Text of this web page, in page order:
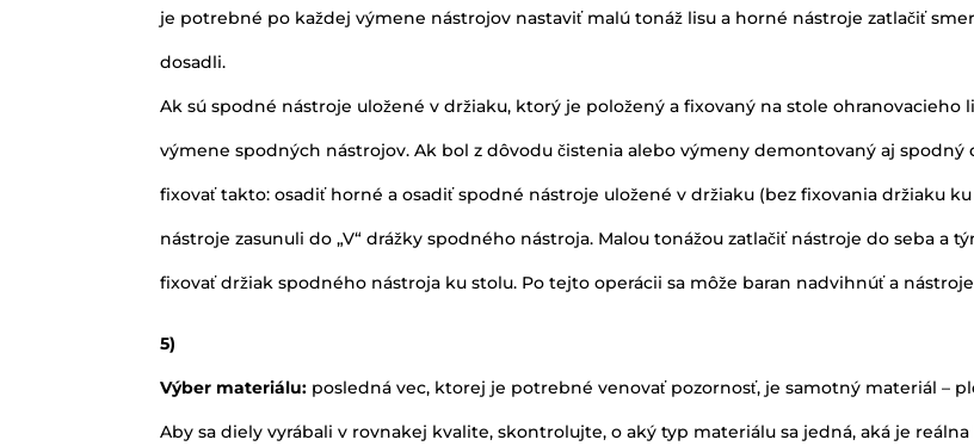
je potrebné po každej výmene nástrojov nastaviť malú tonáž lisu a horné nástroje zatlačiť
dosadli.
Ak sú spodné nástroje uložené v držiaku, ktorý je položený a fixovaný na stole ohranovacieho
výmene spodných nástrojov. Ak bol z dôvodu čistenia alebo výmeny demontovaný aj
fixovať takto: osadiť horné a osadiť spodné nástroje uložené v držiaku (bez fixovania držiaku
nástroje zasunuli do „V“ drážky spodného nástroja. Malou tonážou zatlačiť nástroje do seba a
fixovať držiak spodného nástroja ku stolu. Po tejto operácii sa môže baran nadvihnúť a
5)
Výber materiálu: posledná vec, ktorej je potrebné venovať pozornosť, je samotný materiál –
Aby sa diely vyrábali v rovnakej kvalite, skontrolujte, o aký typ materiálu sa jedná, aká je